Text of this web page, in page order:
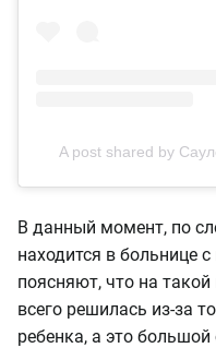
A post shared by
В данный момент, по
находится в больнице
поясняют, что на
всего решилась из-за
ребенка, а это большой